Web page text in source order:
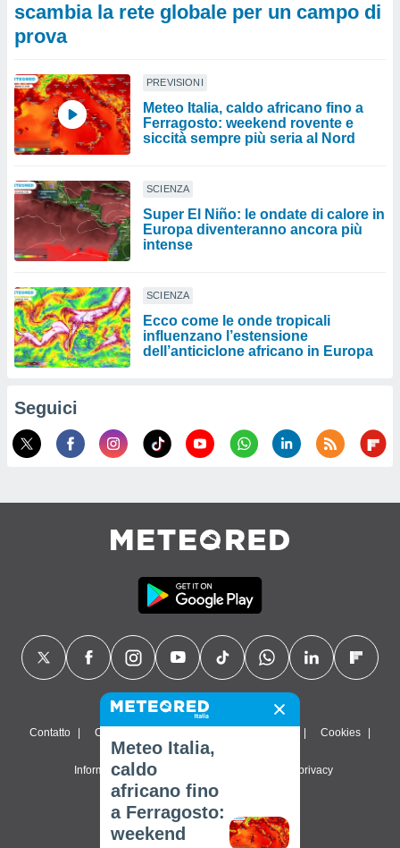
scambia la rete globale per un campo di
prova
PREVISIONI
Meteo Italia, caldo africano fino a
Ferragosto: weekend rovente e
siccità sempre più seria al Nord
SCIENZA
Super El Niño: le ondate di calore in
Europa diventeranno ancora più
intense
SCIENZA
Ecco come le onde tropicali
influenzano l’estensione
dell’anticiclone africano in Europa
Seguici
Contatto Chi siamo Cookies
Informativa sulla privacy Impostazioni sulla privacy
© 2026 Meteored. Tutti i diritti riservati
Meteo Italia,
caldo
africano fino
a Ferragosto:
weekend